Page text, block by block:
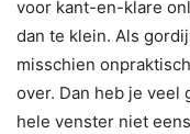
voor kant-en-klare
dan te klein. Als
misschien
over. Dan heb je veel
hele venster niet